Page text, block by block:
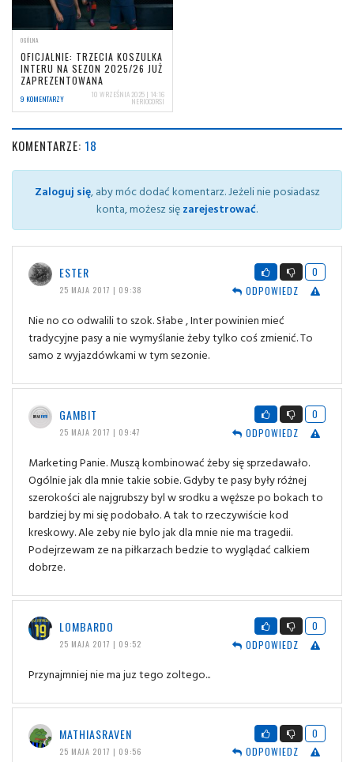
OGÓLNA
OFICJALNIE: TRZECIA KOSZULKA
INTERU NA SEZON 2025/26 JUŻ
ZAPREZENTOWANA
9 KOMENTARZY 10 WRZEŚNIA 2025 | 14:16
NERIOCORSI
KOMENTARZE: 18
Zaloguj się, aby móc dodać komentarz. Jeżeli nie posiadasz
konta, możesz sięzarejestrować.
ESTER
25 MAJA 2017 | 09:38
0
ODPOWIEDZ
Nie no co odwalili to szok. Słabe , Inter powinien mieć
tradycyjne pasy a nie wymyślanie żeby tylko coś zmienić. To
samo z wyjazdówkami w tym sezonie.
GAMBIT
25 MAJA 2017 | 09:47
0
ODPOWIEDZ
Marketing Panie. Muszą kombinować żeby się sprzedawało.
Ogólnie jak dla mnie takie sobie. Gdyby te pasy były różnej
szerokości ale najgrubszy byl w srodku a węższe po bokach to
bardziej by mi się podobało. A tak to rzeczywiście kod
kreskowy. Ale zeby nie bylo jak dla mnie nie ma tragedii.
Podejrzewam ze na piłkarzach bedzie to wyglądać calkiem
dobrze.
LOMBARDO
25 MAJA 2017 | 09:52
0
ODPOWIEDZ
Przynajmniej nie ma juz tego zoltego...
MATHIASRAVEN
25 MAJA 2017 | 09:56
0
ODPOWIEDZ